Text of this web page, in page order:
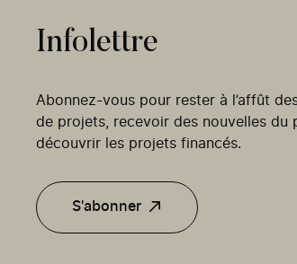
Infolettre
Abonnez-vous pour rester à l’affût
de projets, recevoir des nouvelles du
découvrir les projets financés.
S'abonner